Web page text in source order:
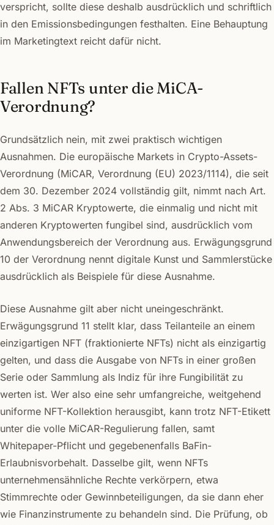
verspricht, sollte diese deshalb ausdrücklich und schriftlich
in den Emissionsbedingungen festhalten. Eine Behauptung
im Marketingtext reicht dafür nicht.
Fallen NFTs unter die MiCA-
Verordnung?
Grundsätzlich nein, mit zwei praktisch wichtigen
Ausnahmen. Die europäische Markets in Crypto-Assets-
Verordnung (MiCAR, Verordnung (EU) 2023/1114), die seit
dem 30. Dezember 2024 vollständig gilt, nimmt nach Art.
2 Abs. 3 MiCAR Kryptowerte, die einmalig und nicht mit
anderen Kryptowerten fungibel sind, ausdrücklich vom
Anwendungsbereich der Verordnung aus. Erwägungsgrund
10 der Verordnung nennt digitale Kunst und Sammlerstücke
ausdrücklich als Beispiele für diese Ausnahme.
Diese Ausnahme gilt aber nicht uneingeschränkt.
Erwägungsgrund 11 stellt klar, dass Teilanteile an einem
einzigartigen NFT (fraktionierte NFTs) nicht als einzigartig
gelten, und dass die Ausgabe von NFTs in einer großen
Serie oder Sammlung als Indiz für ihre Fungibilität zu
werten ist. Wer also eine sehr umfangreiche, weitgehend
uniforme NFT-Kollektion herausgibt, kann trotz NFT-Etikett
unter die volle MiCAR-Regulierung fallen, samt
Whitepaper-Pflicht und gegebenenfalls BaFin-
Erlaubnisvorbehalt. Dasselbe gilt, wenn NFTs
unternehmensähnliche Rechte verkörpern, etwa
Stimmrechte oder Gewinnbeteiligungen, da sie dann eher
wie Finanzinstrumente zu behandeln sind. Die Prüfung, ob